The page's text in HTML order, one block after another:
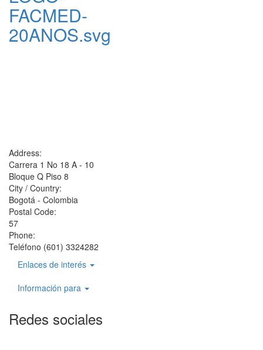
FACMED-
20ANOS.svg
Address:
Carrera 1 No 18 A - 10
Bloque Q Piso 8
City / Country:
Bogotá - Colombia
Postal Code:
57
Phone:
Teléfono (601) 3324282
Enlaces de interés
Información para
Redes sociales